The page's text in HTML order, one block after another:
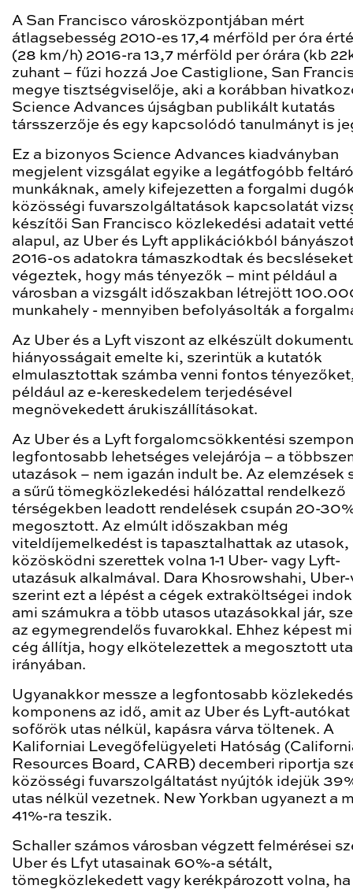
A San Francisco városközpontjában mért
átlagsebesség 2010-es 17,4 mérföld per óra
(28 km/h) 2016-ra 13,7 mérföld per órára (kb
zuhant – fűzi hozzá Joe Castiglione, San
megye tisztségviselője, aki a korábban
Science Advances újságban publikált kutatás
társszerzője és egy kapcsolódó tanulmányt is
Ez a bizonyos Science Advances kiadványban
megjelent vizsgálat egyike a legátfogóbb feltáró
munkáknak, amely kifejezetten a forgalmi
közösségi fuvarszolgáltatások kapcsolatát
készítői San Francisco közlekedési adatait
alapul, az Uber és Lyft applikációkból
2016-os adatokra támaszkodtak és becsléseket
végeztek, hogy más tényezők – mint például a
városban a vizsgált időszakban létrejött
munkahely - mennyiben befolyásolták a
Az Uber és a Lyft viszont az elkészült
hiányosságait emelte ki, szerintük a kutatók
elmulasztottak számba venni fontos
például az e-kereskedelem terjedésével
megnövekedett árukiszállításokat.
Az Uber és a Lyft forgalomcsökkentési
legfontosabb lehetséges velejárója – a
utazások – nem igazán indult be. Az elemzések
a sűrű tömegközlekedési hálózattal rendelkező
térségekben leadott rendelések csupán 20-
megosztott. Az elmúlt időszakban még
viteldíjemelkedést is tapasztalhattak az utasok,
közösködni szerettek volna 1-1 Uber- vagy Lyft-
utazásuk alkalmával. Dara Khosrowshahi, Uber-
szerint ezt a lépést a cégek extraköltségei
ami számukra a több utasos utazásokkal jár,
az egymegrendelős fuvarokkal. Ehhez képest
cég állítja, hogy elkötelezettek a megosztott
irányában.
Ugyanakkor messze a legfontosabb
komponens az idő, amit az Uber és Lyft-
sofőrök utas nélkül, kapásra várva töltenek. A
Kaliforniai Levegőfelügyeleti Hatóság
Resources Board, CARB) decemberi riportja
közösségi fuvarszolgáltatást nyújtók idejük
utas nélkül vezetnek. New Yorkban ugyanezt a
41%-ra teszik.
Schaller számos városban végzett felmérései
Uber és Lfyt utasainak 60%-a sétált,
tömegközlekedett vagy kerékpározott volna, ha